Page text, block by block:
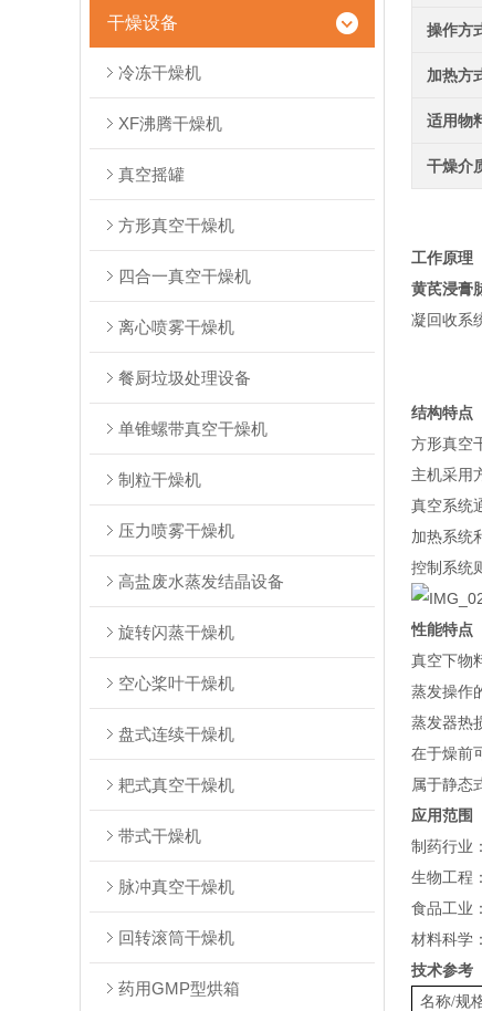
干燥设备
冷冻干燥机
XF沸腾干燥机
真空摇罐
方形真空干燥机
四合一真空干燥机
离心喷雾干燥机
餐厨垃圾处理设备
单锥螺带真空干燥机
制粒干燥机
压力喷雾干燥机
高盐废水蒸发结晶设备
旋转闪蒸干燥机
空心桨叶干燥机
盘式连续干燥机
耙式真空干燥机
带式干燥机
脉冲真空干燥机
回转滚筒干燥机
药用GMP型烘箱
操作方
加热方
适用物
干燥介
工作原理
黄芪浸膏
凝回收系
结构特点
方形真空
主机采用
真空系统
加热系统
控制系统
性能特点
真空下物
蒸发操作
蒸发器热
在于燥前
属于静态
应用范围
制药行业‌
生物工程‌
食品工业‌
材料科学‌
技术参考
名称/规